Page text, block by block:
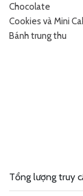
Chocolate
Cookies và Mini
Bánh trung thu
Tổng lượng truy